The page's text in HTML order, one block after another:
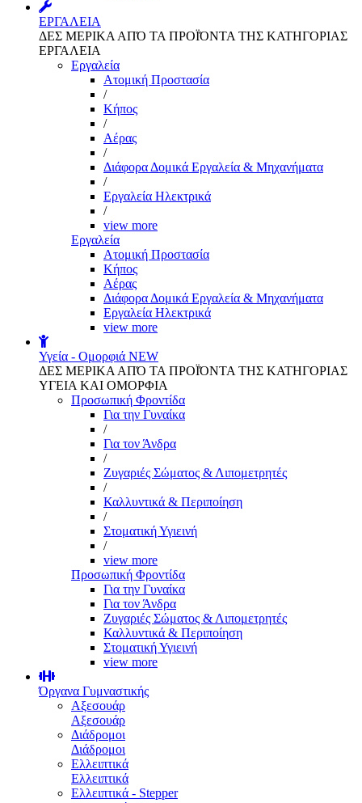
ΕΡΓΑΛΕΙΑ
ΔΕΣ ΜΕΡΙΚΑ ΑΠΌ ΤΑ ΠΡΟΪΌΝΤΑ ΤΗΣ ΚΑΤΗΓΟΡΙΑΣ
ΕΡΓΑΛΕΙΑ
Εργαλεία
Aτομική Προστασία
/
Kήπος
/
Αέρας
/
Διάφορα Δομικά Εργαλεία & Μηχανήματα
/
Εργαλεία Ηλεκτρικά
/
view more
Εργαλεία
Aτομική Προστασία
Kήπος
Αέρας
Διάφορα Δομικά Εργαλεία & Μηχανήματα
Εργαλεία Ηλεκτρικά
view more
Υγεία - Ομορφιά NEW
ΔΕΣ ΜΕΡΙΚΑ ΑΠΌ ΤΑ ΠΡΟΪΌΝΤΑ ΤΗΣ ΚΑΤΗΓΟΡΙΑΣ
ΥΓΕΙΑ ΚΑΙ ΟΜΟΡΦΙΑ
Προσωπική Φροντίδα
Για την Γυναίκα
/
Για τον Άνδρα
/
Ζυγαριές Σώματος & Λιπομετρητές
/
Καλλυντικά & Περιποίηση
/
Στοματική Υγιεινή
/
view more
Προσωπική Φροντίδα
Για την Γυναίκα
Για τον Άνδρα
Ζυγαριές Σώματος & Λιπομετρητές
Καλλυντικά & Περιποίηση
Στοματική Υγιεινή
view more
Όργανα Γυμναστικής
Αξεσουάρ
Αξεσουάρ
Διάδρομοι
Διάδρομοι
Ελλειπτικά
Ελλειπτικά
Ελλειπτικά - Stepper